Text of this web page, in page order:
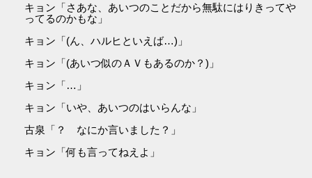
キョン「さあな、あいつのことだから無駄にはりきってや
ってるのかもな」
キョン「(ん、ハルヒといえば…)」
キョン「(あいつ似のＡＶもあるのか？)」
キョン「…」
キョン「いや、あいつのはいらんな」
古泉「？ なにか言いました？」
キョン「何も言ってねえよ」